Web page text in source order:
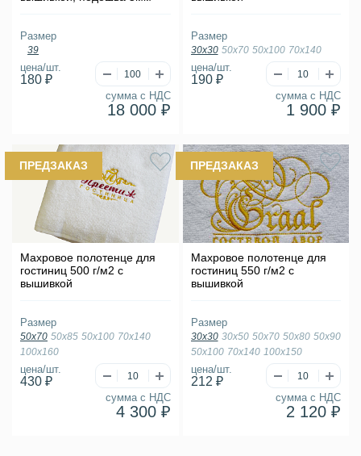
цена/шт.
180 ₽
сумма с НДС
18 000 ₽
Размер
39
цена/шт.
190 ₽
сумма с НДС
1 900 ₽
Размер
30х30 50х70 50х100 70х140
ПРЕДЗАКАЗ
Махровое полотенце для
гостиниц 500 г/м2 с
вышивкой
цена/шт.
430 ₽
сумма с НДС
4 300 ₽
Размер
50х70 50х85 50х100 70х140
100х160
ПРЕДЗАКАЗ
Махровое полотенце для
гостиниц 550 г/м2 с
вышивкой
цена/шт.
212 ₽
сумма с НДС
2 120 ₽
Размер
30х30 30х50 50х70 50х80 50х90
50х100 70х140 100х150